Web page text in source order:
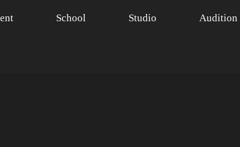
School Studio Audition